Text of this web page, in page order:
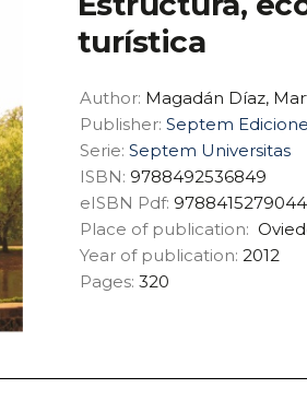
turística
Author: Magadán Díaz,
Publisher: Septem
Serie: Septem Universitas
ISBN: 9788492536849
eISBN Pdf: 9788415279044
Place of publication:
Year of publication: 2012
Pages: 320